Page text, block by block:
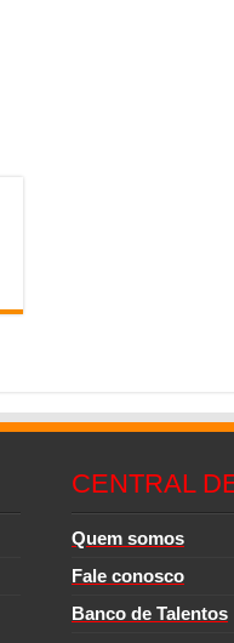
CENTRAL
Quem somos
Fale conosco
Banco de Talentos